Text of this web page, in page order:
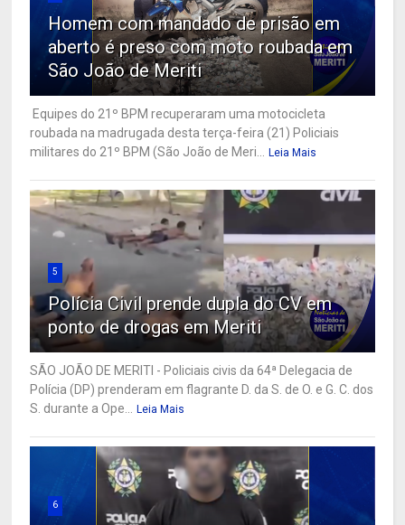
Homem com mandado de prisão em
aberto é preso com moto roubada em
São João de Meriti
Equipes do 21º BPM recuperaram uma motocicleta
roubada na madrugada desta terça-feira (21) Policiais
militares do 21º BPM (São João de Meri... Leia Mais
5
Polícia Civil prende dupla do CV em
ponto de drogas em Meriti
SÃO JOÃO DE MERITI - Policiais civis da 64ª Delegacia de
Polícia (DP) prenderam em flagrante D. da S. de O. e G. C. dos
S. durante a Ope... Leia Mais
6